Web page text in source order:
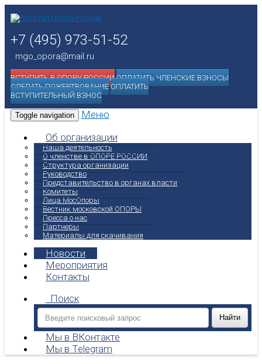
+7 (495) 973-51-52
mgo_opora@mail.ru
ВСТУПИТЬ В ОПОРУ РОССИИ ОПЛАТИТЬ ЧЛЕНСКИЕ ВЗНОСЫ
СДЕЛАТЬ ПОЖЕРТВОВАНИЕ ОПЛАТИТЬ
ВСТУПИТЕЛЬНЫЙ ВЗНОС
Toggle navigation
Меню
Об организации
Наша деятельность
О членстве в ОПОРЕ РОССИИ
Структура организации
Руководство
Представительство в органах власти
Комитеты
Лица МосОпоры
Вестник московской ОПОРЫ
Пресса о нас
Партнеры
Материалы для скачивания
Новости
Мероприятия
Контакты
Поиск
Мы в ВКонтакте
Мы в Telegram